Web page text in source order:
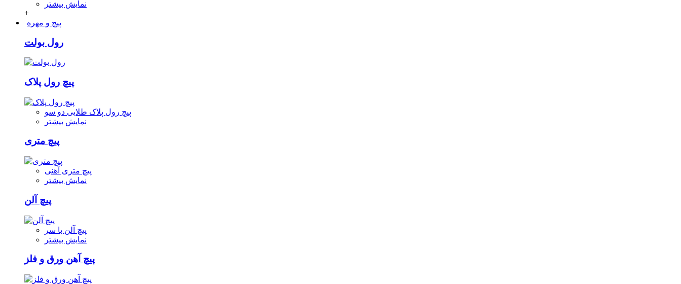
نمایش بیشتر
+
پیچ و مهره
رول بولت
پیچ رول پلاک
پیچ رول پلاک طلایی دو سو
نمایش بیشتر
پیچ متری
پیچ متری آهنی
نمایش بیشتر
پیچ آلن
پیچ آلن با سر
نمایش بیشتر
پیچ آهن ورق و فلز